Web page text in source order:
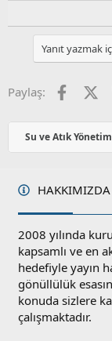
Yanıt yazmak
Paylaş:
Su ve Atık
HAKKIMIZDA
2008 yılında
kapsamlı ve en
hedefiyle yayın
gönüllülük
konuda sizlere
çalışmaktadır.